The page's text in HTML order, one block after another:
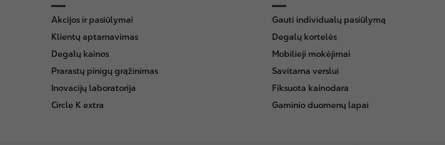
o
o
t
e
r
Akcijos ir pasiūlymai
Klientų aptarnavimas
Degalų kainos
Prarastų pinigų grąžinimas
Inovacijų laboratorija
Circle K extra
Gauti individualų pasiūlymą
Degalų kortelės
Mobilieji mokėjimai
Savitarna verslui
Fiksuota kainodara
Gaminio duomenų lapai